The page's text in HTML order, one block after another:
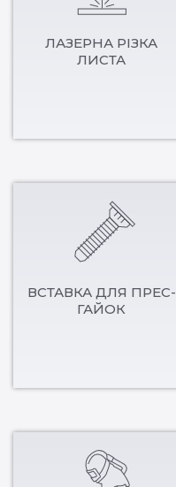
ЛАЗЕРНА РІЗКА
ЛИСТА
ВСТАВКА ДЛЯ ПРЕС-
ГАЙОК